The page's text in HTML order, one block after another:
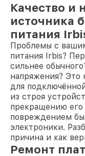
Качество и
источника
питания
Проблемы с
питания Irbis?
сильнее
напряжения? Это
для
из строя
прекращению его
повреждением
электроники.
причина и как
Ремонт